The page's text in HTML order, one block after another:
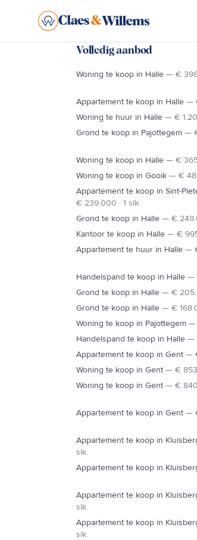
A8
N8
N28
GOOIK
EDINGEN
Vastgoedaanbod in Halle, Ninove & Sint-
Volledig aanbod
Woning te koop in Halle — €
Appartement te koop in Halle —
Woning te huur in Halle — €
Grond te koop in Pajottegem —
Woning te koop in Halle — €
Woning te koop in Gooik — €
Appartement te koop in Sint-
€ 239.000 · 1 slk.
Grond te koop in Halle — €
Kantoor te koop in Halle — €
Appartement te huur in Halle —
Handelspand te koop in Halle —
Grond te koop in Halle — €
Grond te koop in Halle — €
Woning te koop in Pajottegem —
Handelspand te koop in Halle —
Appartement te koop in Gent —
Woning te koop in Gent — €
Woning te koop in Gent — €
Appartement te koop in Gent —
Appartement te koop in
slk.
Appartement te koop in
Appartement te koop in
slk.
Appartement te koop in
slk.